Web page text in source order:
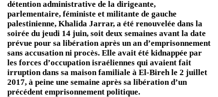
détention administrative de la dirigeante,
parlementaire, féministe et militante de gauche
palestinienne, Khalida Jarrar, a été renouvelée dans la
soirée du jeudi 14 juin, soit deux semaines avant la date
prévue pour sa libération après un an d’emprisonnement
sans accusation ni procès. Elle avait été kidnappée par
les forces d’occupation israéliennes qui avaient fait
irruption dans sa maison familiale à El-Bireh le 2 juillet
2017, à peine une semaine après sa libération d’un
précédent emprisonnement politique.